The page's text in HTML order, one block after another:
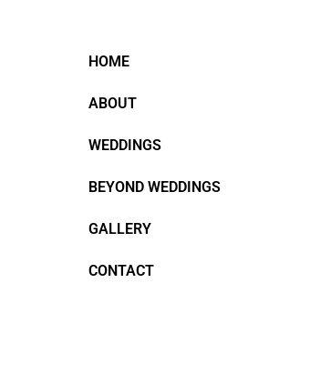
HOME
ABOUT
WEDDINGS
BEYOND WEDDINGS
GALLERY
CONTACT